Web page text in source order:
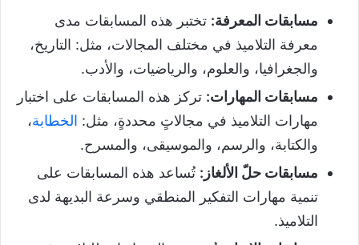
مسابقات المعرفة: تختبر هذه المسابقات مدى
معرفة التلاميذ في مختلف المجالات، مثل: التاريخ،
والجغرافيا، والعلوم، والرياضيات، والأدب.
مسابقات المهارات: تركز هذه المسابقات على اختبار
مهارات التلاميذ في مجالاتٍ محددةٍ، مثل: الخطابة،
والكتابة، والرسم، والموسيقى، والمسرح.
مسابقات حلّ الألغاز : تُساعد هذه المسابقات على
تنمية مهارات التفكير المنطقي وسرعة البديهة لدى
التلاميذ.